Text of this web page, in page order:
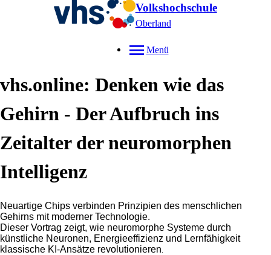
Volkshochschule
Oberland
Menü
vhs.online: Denken wie das
Gehirn - Der Aufbruch ins
Zeitalter der neuromorphen
Intelligenz
Neuartige Chips verbinden Prinzipien des menschlichen
Gehirns mit moderner Technologie.
Dieser Vortrag zeigt, wie neuromorphe Systeme durch
künstliche Neuronen, Energieeffizienz und Lernfähigkeit
klassische KI-Ansätze revolutionieren.